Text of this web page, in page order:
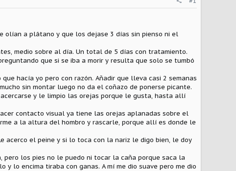
olían a plátano y que los dejase 3 días sin pienso ni el
medio sobre al día. Un total de 5 días con tratamiento.
que si se iba a morir y resulta que solo se tumbó
hacía yo pero con razón. Añadir que lleva casi 2 semanas
sin montar luego no da el coñazo de ponerse picante.
y le limpio las orejas porque le gusta, hasta allí
contacto visual ya tiene las orejas aplanadas sobre el
a la altura del hombro y rascarle, porque allí es donde le
acerco el peine y si lo toca con la nariz le digo bien, le doy
los pies no le puedo ni tocar la caña porque saca la
lo encima tiraba con ganas. A mí me dio suave pero me dio